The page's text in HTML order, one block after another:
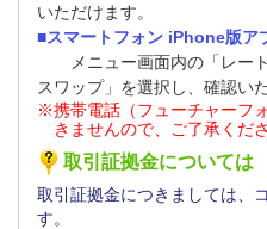
いただけます。
■スマートフォン iPhone版ア
メニュー画面内の「レー
スワップ」を選択し、確認い
※携帯電話（フューチャーフ
きませんので、ご了承くださ
取引証拠金については
取引証拠金につきましては、
す。